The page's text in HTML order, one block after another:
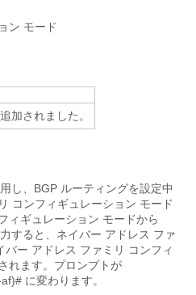
ン モード
加されました。
し、BGP ルーティングを設定中
コンフィギュレーション モード
ィギュレーション モードから
すると、ネイバー アドレス ファ
バー アドレス ファミリ コンフィ
れます。プロンプトが
に変わります。